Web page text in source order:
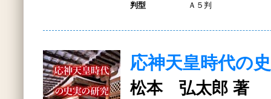
判型 Ａ５判
応神天皇時代の
松本 弘太郎 著